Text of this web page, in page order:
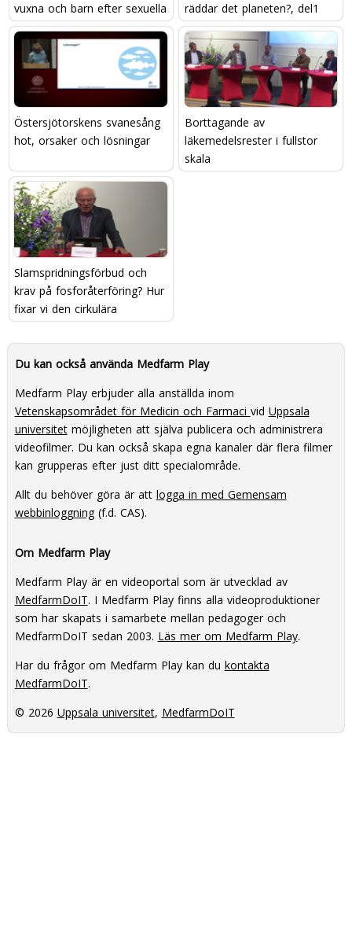
vuxna och barn efter sexuella
övergrepp?
räddar det planeten?, del1
Östersjötorskens svanesång 
hot, orsaker och lösningar
Borttagande av
läkemedelsrester i fullstor
skala
Slamspridningsförbud och
krav på fosforåterföring? Hur
fixar vi den cirkulära
ekonomin i Sverige?
Du kan också använda Medfarm Play
Medfarm Play erbjuder alla anställda inom
Vetenskapsområdet för Medicin och Farmaci vid Uppsala
universitetmöjligheten att själva publicera och administrera
videofilmer. Du kan också skapa egna kanaler där flera filmer
kan grupperas efter just ditt specialområde.
Allt du behöver göra är att logga in med Gemensam
webbinloggning(f.d. CAS).
Om Medfarm Play
Medfarm Play är en videoportal som är utvecklad av
MedfarmDoIT. I Medfarm Play finns alla videoproduktioner
som har skapats i samarbete mellan pedagoger och
MedfarmDoIT sedan 2003. Läs mer om Medfarm Play.
Har du frågor om Medfarm Play kan du kontakta
MedfarmDoIT.
© 2026 Uppsala universitet, MedfarmDoIT